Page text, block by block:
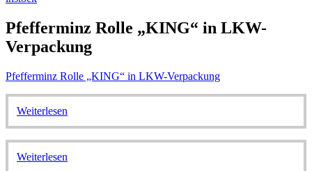
Pfefferminz Rolle „KING“ in LKW-
Verpackung
Pfefferminz Rolle „KING“ in LKW-Verpackung
Weiterlesen
Weiterlesen